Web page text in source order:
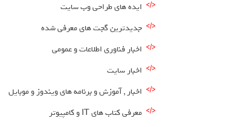
ایده های طراحی وب سایت
جدیدترین گجت های معرفی شده
اخبار فناوری اطلاعات و عمومی
اخبار سایت
اخبار , آموزش و برنامه های ویندوز و موبایل
معرفی کتاب های IT و کامپیوتر